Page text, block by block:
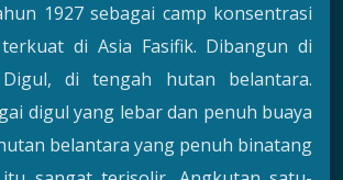
1927 sebagai camp konsentrasi
di Asia Fasifik. Dibangun di
di tengah hutan belantara.
digul yang lebar dan penuh buaya
belantara yang penuh binatang